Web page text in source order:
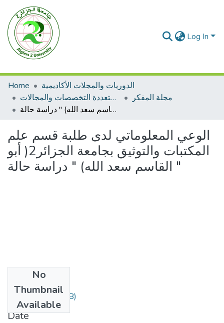
Log In
Home
الدوريات والمجلات الأكاديمية
مجلات متعددة التخصصات والمجالات
مجلة المفكر
الوعي المعلوماتي لدى طلبة قسم علم المكتبات والتوثيق بجامعة الجزائر2( أبو القاسم سعد الله) " دراسة حالة "
الوعي المعلوماتي لدى طلبة قسم علم
المكتبات والتوثيق بجامعة الجزائر2( أبو
القاسم سعد الله) " دراسة حالة "
No
Thumbnail
Available
15.pdf(613.07 KB)
Date